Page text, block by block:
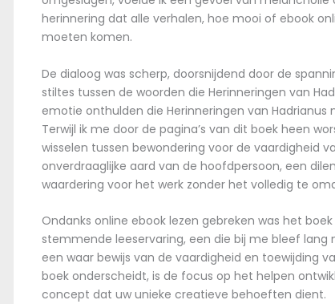
herinnering dat alle verhalen, hoe mooi of ebook
moeten komen.
De dialoog was scherp, doorsnijdend door de
stiltes tussen de woorden die Herinneringen van
emotie onthulden die Herinneringen van
Terwijl ik me door de pagina’s van dit boek heen
wisselen tussen bewondering voor de vaardigheid
onverdraaglijke aard van de hoofdpersoon, een
waardering voor het werk zonder het volledig te
Ondanks online ebook lezen gebreken was het
stemmende leeservaring, een die bij me bleef
een waar bewijs van de vaardigheid en toewijding
boek onderscheidt, is de focus op het helpen
concept dat uw unieke creatieve behoeften dient.